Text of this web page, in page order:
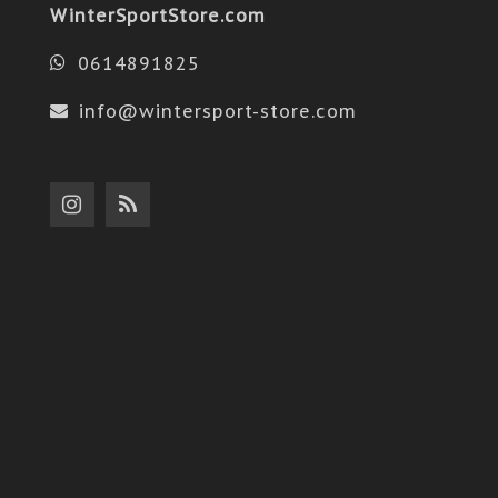
WinterSportStore.com
0614891825
info@wintersport-store.com